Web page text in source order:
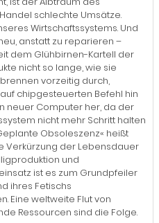
schlechte Umsätze.
Wirtschaftssystems. Und
anstatt zu reparieren –
dem Glühbirnen-Kartell der
nicht so lange, wie sie
vorzeitig durch,
chipgesteuerten Befehl hin
neuer Computer her, da der
nicht mehr Schritt halten
Obsoleszenz« heißt
Verkürzung der Lebensdauer
und
ist es zum Grundpfeiler
ihres Fetischs
Eine weltweite Flut von
Ressourcen sind die Folge.